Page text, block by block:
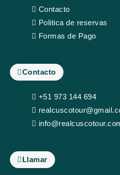
Contacto
Politica de reservas
Formas de Pago
Contacto
+51 973 144 694
Llamar